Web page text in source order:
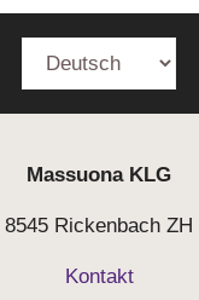
Massuona KLG
8545 Rickenbach ZH
Kontakt